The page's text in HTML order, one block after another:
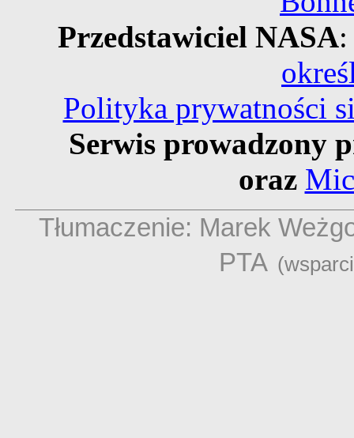
Przedstawiciel NASA
Polityka prywatności
Serwis prowadzony
oraz
Tłumaczenie: Marek
PTA